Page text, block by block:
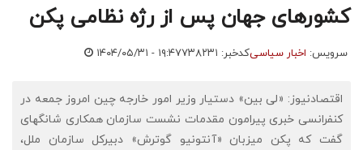
کشورهای جهان پس از رژه نظامی پکن
سرویس: اخبار سیاسیکدخبر: ۷۳۸۲۳۱ ۱۴۰۴/۰۵/۳۱ - ۱۹:۴۷
اقتصادنیوز: «لی بین» دستیار وزیر امور خارجه چین امروز جمعه در
کنفرانسی خبری پیرامون مقدمات نشست سازمان همکاری شانگهای
گفت که پکن میزبان «آنتونیو گوترش» دبیرکل سازمان ملل،